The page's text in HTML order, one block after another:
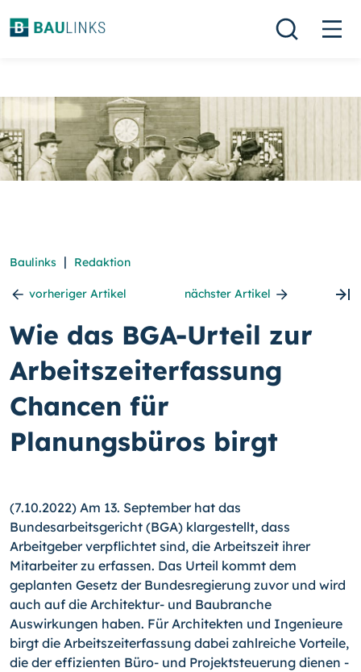
Baulinks | Redaktion
vorheriger Artikel nächster Artikel
Wie das BGA-Urteil zur
Arbeitszeiterfassung
Chancen für
Planungsbüros birgt
(7.10.2022) Am 13. September hat das
Bundesarbeitsgericht (BGA) klargestellt, dass
Arbeitgeber verpflichtet sind, die Arbeitszeit ihrer
Mitarbeiter zu erfassen. Das Urteil kommt dem
geplanten Gesetz der Bundesregierung zuvor und wird
auch auf die Architektur- und Baubranche
Auswirkungen haben. Für Architekten und Ingenieure
birgt die Arbeitszeiterfassung dabei zahlreiche Vorteile,
die der effizienten Büro- und Projektsteuerung dienen -